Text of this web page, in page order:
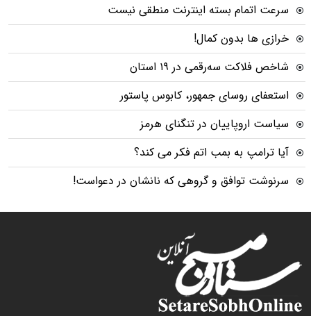
سرعت اتمام بسته‌ اینترنت منطقی نیست
خرازی ها بدون کمال!
شاخص فلاکت سه‌رقمی در ۱۹ استان
استعفای روسای جمهور، کابوس پاستور
سیاست اروپاییان در تنگنای هرمز
آیا ترامپ به بمب اتم فکر می کند؟
سرنوشت توافق و گروهی که نانشان در دعواست!